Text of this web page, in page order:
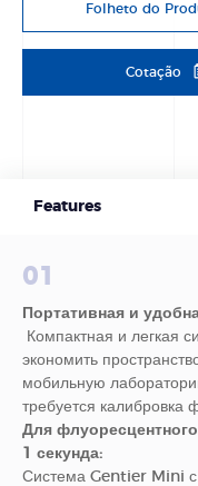
Folheto do
Cotação
Features
01
Портативная и
Компактная и легкая
экономить
мобильную
требуется
Для
1 секунда:
Система Gentier Mini